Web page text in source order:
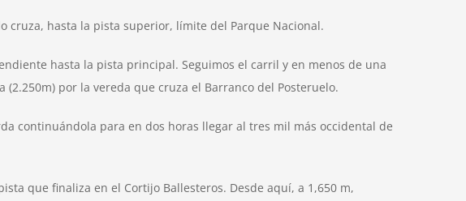
hasta la pista superior, límite del Parque Nacional.
hasta la pista principal. Seguimos el carril y en menos de una
por la vereda que cruza el Barranco del Posteruelo.
continuándola para en dos horas llegar al tres mil más occidental de
que finaliza en el Cortijo Ballesteros. Desde aquí, a 1,650 m,